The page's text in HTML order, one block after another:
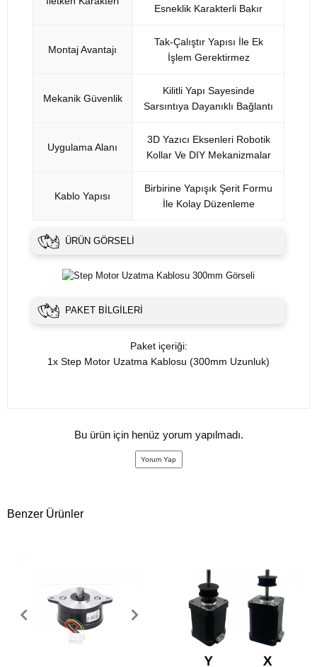
Esneklik Karakterli Bakır
Montaj Avantajı
Tak-Çalıştır Yapısı İle Ek
İşlem Gerektirmez
Mekanik Güvenlik
Kilitli Yapı Sayesinde
Sarsıntıya Dayanıklı Bağlantı
Uygulama Alanı
3D Yazıcı Eksenleri Robotik
Kollar Ve DIY Mekanizmalar
Kablo Yapısı
Birbirine Yapışık Şerit Formu
İle Kolay Düzenleme
ÜRÜN GÖRSELI
PAKET BILGILERI
Paket içeriği:
1x Step Motor Uzatma Kablosu (300mm Uzunluk)
Bu ürün için henüz yorum yapılmadı.
Yorum Yap
Benzer Ürünler